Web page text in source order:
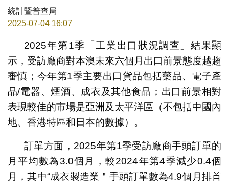
統計暨普查局
2025-07-04 16:07
2025年第1季「工業出口狀況調查」結果顯
示，受訪廠商對本澳未來六個月出口前景態度越趨
審慎；今年第1季主要出口貨品包括藥品、電子產
品/電器、煙酒、成衣及其他食品；出口前景相對
表現較佳的市場是亞洲及太平洋區（不包括中國內
地、香港特區和日本的數據）。
訂單方面，2025年第1季受訪廠商手頭訂單的
月平均數為3.0個月，較2024年第4季減少0.4個
月，其中“成衣製造業＂手頭訂單數為4.9個月排首